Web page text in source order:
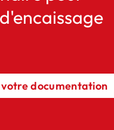
votre documentation